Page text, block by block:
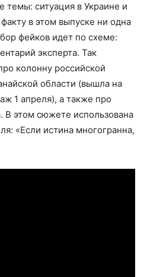
темы: ситуация в Украине и
в этом выпуске ни одна
фейков идет по схеме:
эксперта. Так
колонну российской
области (вышла на
1 апреля), а также про
В этом сюжете использована
«Если истина многогранна,